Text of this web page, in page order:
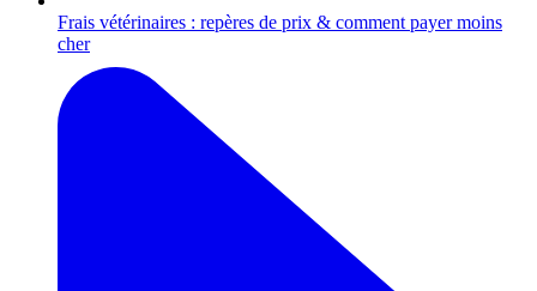
Frais vétérinaires : repères de prix & comment payer moins
cher